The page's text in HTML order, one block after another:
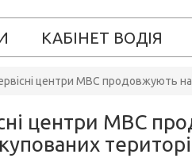
КАБІНЕТ ВОДІЯ
центри МВС продовжують
центри МВС